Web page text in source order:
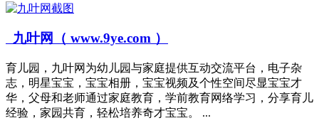
九叶网（ www.9ye.com ）
育儿园，九叶网为幼儿园与家庭提供互动交流平台，电子杂
志，明星宝宝，宝宝相册，宝宝视频及个性空间尽显宝宝才
华，父母和老师通过家庭教育，学前教育网络学习，分享育儿
经验，家园共育，轻松培养奇才宝宝。 ...